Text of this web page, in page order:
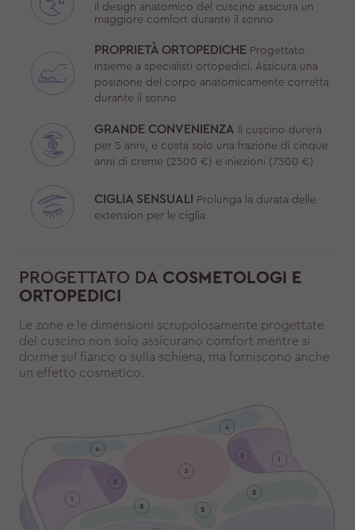
Il design anatomico del cuscino assicura un
maggiore comfort durante il sonno
PROPRIETÀ ORTOPEDICHE Progettato
insieme a specialisti ortopedici. Assicura una
posizione del corpo anatomicamente corretta
durante il sonno
GRANDE CONVENIENZA
Il cuscino durerà
per 5 anni, e costa solo una frazione di cinque
anni di creme (2500 €) e iniezioni (7500 €)
CIGLIA SENSUALI
Prolunga la durata delle
extension per le ciglia
PROGETTATO DA COSMETOLOGI E
ORTOPEDICI
Le zone e le dimensioni scrupolosamente progettate
del cuscino non solo assicurano comfort mentre si
dorme sul fianco o sulla schiena, ma forniscono anche
un effetto cosmetico.